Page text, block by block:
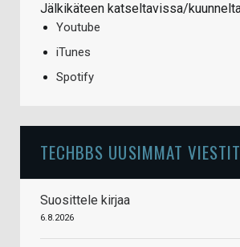
Jälkikäteen katseltavissa/
Youtube
iTunes
Spotify
TECHBBS UUSIMMAT VIESTIT
Suosittele kirjaa
6.8.2026